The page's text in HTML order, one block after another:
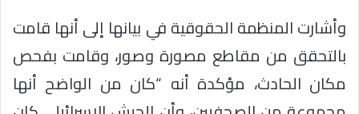
وأشارت المنظمة الحقوقية في بيانها إلى أنها قامت
بالتحقق من مقاطع مصورة وصور، وقامت بفحص
مكان الحادث، مؤكدة أنه “كان من الواضح أنها